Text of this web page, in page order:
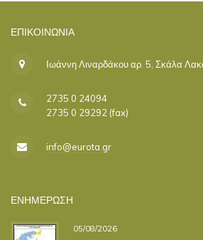
ΕΠΙΚΟΙΝΩΝΊΑ
Ιωάννη Λιναρδάκου αρ. 5, Σκάλα
2735 0 24094
2735 0 29292 (fax)
info@eurota.gr
ΕΝΗΜΕΡΩΣΗ
05/08/2026